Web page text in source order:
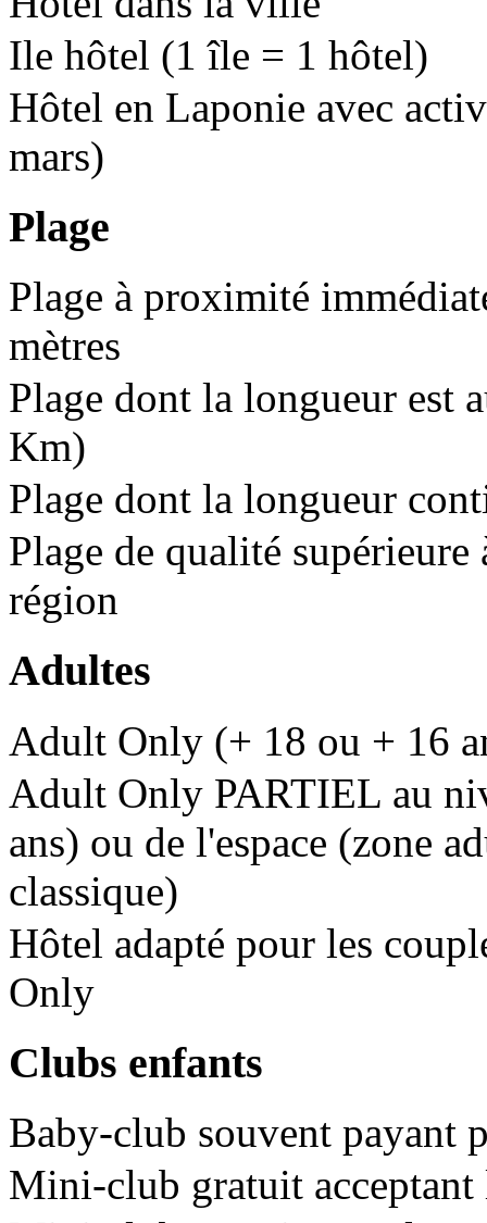
Ile hôtel (1 île = 1 hôtel)
Hôtel en Laponie avec
mars)
Plage
Plage à proximité
mètres
Plage dont la longueur est
Km)
Plage dont la longueur
Plage de qualité
région
Adultes
Adult Only (+ 18 ou + 16
Adult Only PARTIEL au
ans) ou de l'espace (zone
classique)
Hôtel adapté pour les
Only
Clubs enfants
Baby-club souvent payant
Mini-club gratuit acceptant